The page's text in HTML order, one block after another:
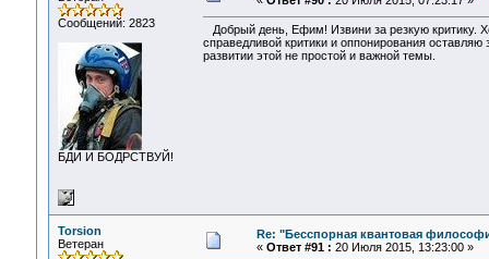
Сообщений: 2823
БДИ И БОДРСТВУЙ!
Добрый день, Ефим! Извини за резкую критику.
справедливой критики и оппонирования
развитии этой не простой и важной темы.
Torsion
Ветеран
Re: "Бесспорная квантовая
« Ответ #91 : 20 Июля 2015, 13:23:00 »